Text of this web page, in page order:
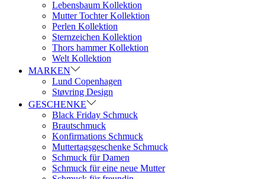
Lebensbaum Kollektion
Mutter Tochter Kollektion
Perlen Kollektion
Sternzeichen Kollektion
Thors hammer Kollektion
Welt Kollektion
MARKEN
Lund Copenhagen
Støvring Design
GESCHENKE
Black Friday Schmuck
Brautschmuck
Konfirmations Schmuck
Muttertagsgeschenke Schmuck
Schmuck für Damen
Schmuck für eine neue Mutter